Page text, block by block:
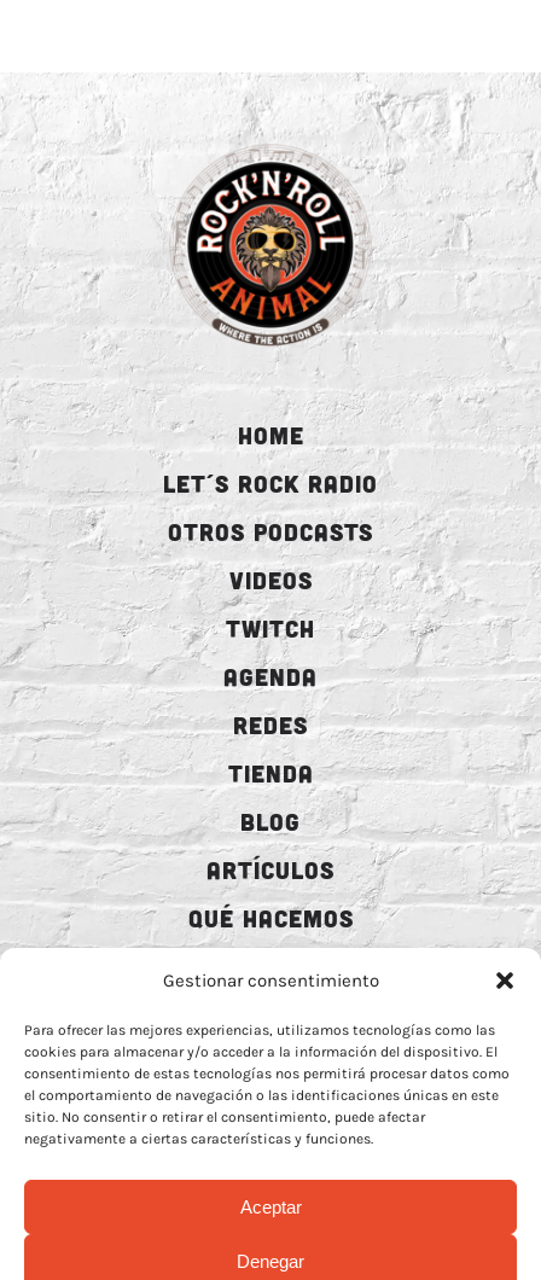
Gestionar consentimiento
Para ofrecer las mejores experiencias, utilizamos tecnologías como las
cookies para almacenar y/o acceder a la información del dispositivo. El
consentimiento de estas tecnologías nos permitirá procesar datos como
el comportamiento de navegación o las identificaciones únicas en este
sitio. No consentir o retirar el consentimiento, puede afectar
negativamente a ciertas características y funciones.
Aceptar
Denegar
HOME
LET´S ROCK RADIO
OTROS PODCASTS
VIDEOS
TWITCH
AGENDA
REDES
TIENDA
BLOG
ARTÍCULOS
QUÉ HACEMOS
MECENAZGO
CONTACTO
BIO
POLÍTICA DE COOCKIES–
POLÍTICA DE PRIVACIDAD REDES